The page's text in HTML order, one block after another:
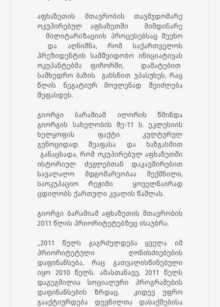
აფხაზეთის მთავრობის თავმჯდომარე
ოკუპირებულ აფხაზეთში მიმდინარე
მილიტარიზაციის პროცესებსაც შეეხო
და აღნიშნა, რომ საქართველოს
პრეზიდენტის სამშვიდობო ინიციატივას
ოკუპანტებმა ფიჩორში, დამატებით
სამხედრო ბაზის გახსნით უპასუხეს, რაც
წლის ნეგატიურ მოვლენად შეიძლება
შეფასდეს.
გიორგი ბარამიამ ილორის წმინდა
გიორგის სახელობის მე-11 ს. ეკლესიის
ხელყოფის ფაქტი კულტურულ
გენოციდად შეაფასა და ხაზგასმით
განაცხადა, რომ ოკუპირებულ აფხაზეთში
ისტორიულ ძეგლებთან დაკავშირებით
სავალალო მდგომარეობაა შექმნილი,
საოკუპაციო რეჟიმი ყოველნაირად
ცდილობს ქართული კვალის წაშლას.
გიორგი ბარამიამ აფხაზეთის მთავრობის
2011 წლის პრიორიტეტებზეც ისაუბრა.
„2011 წელს გაგრძელდება ყველა იმ
პრიორიტეტული ღონისძიებების
დაფინანსება, რაც გათვალისწინებული
იყო 2010 წელს. ამასთანავე, 2011 წელს
დაგეგმილია სოციალური პროგრამების
დაფინანსების ზრდაც. კიდევ უფრო
გააქტიურდება დევნილთა დასაქმებისა